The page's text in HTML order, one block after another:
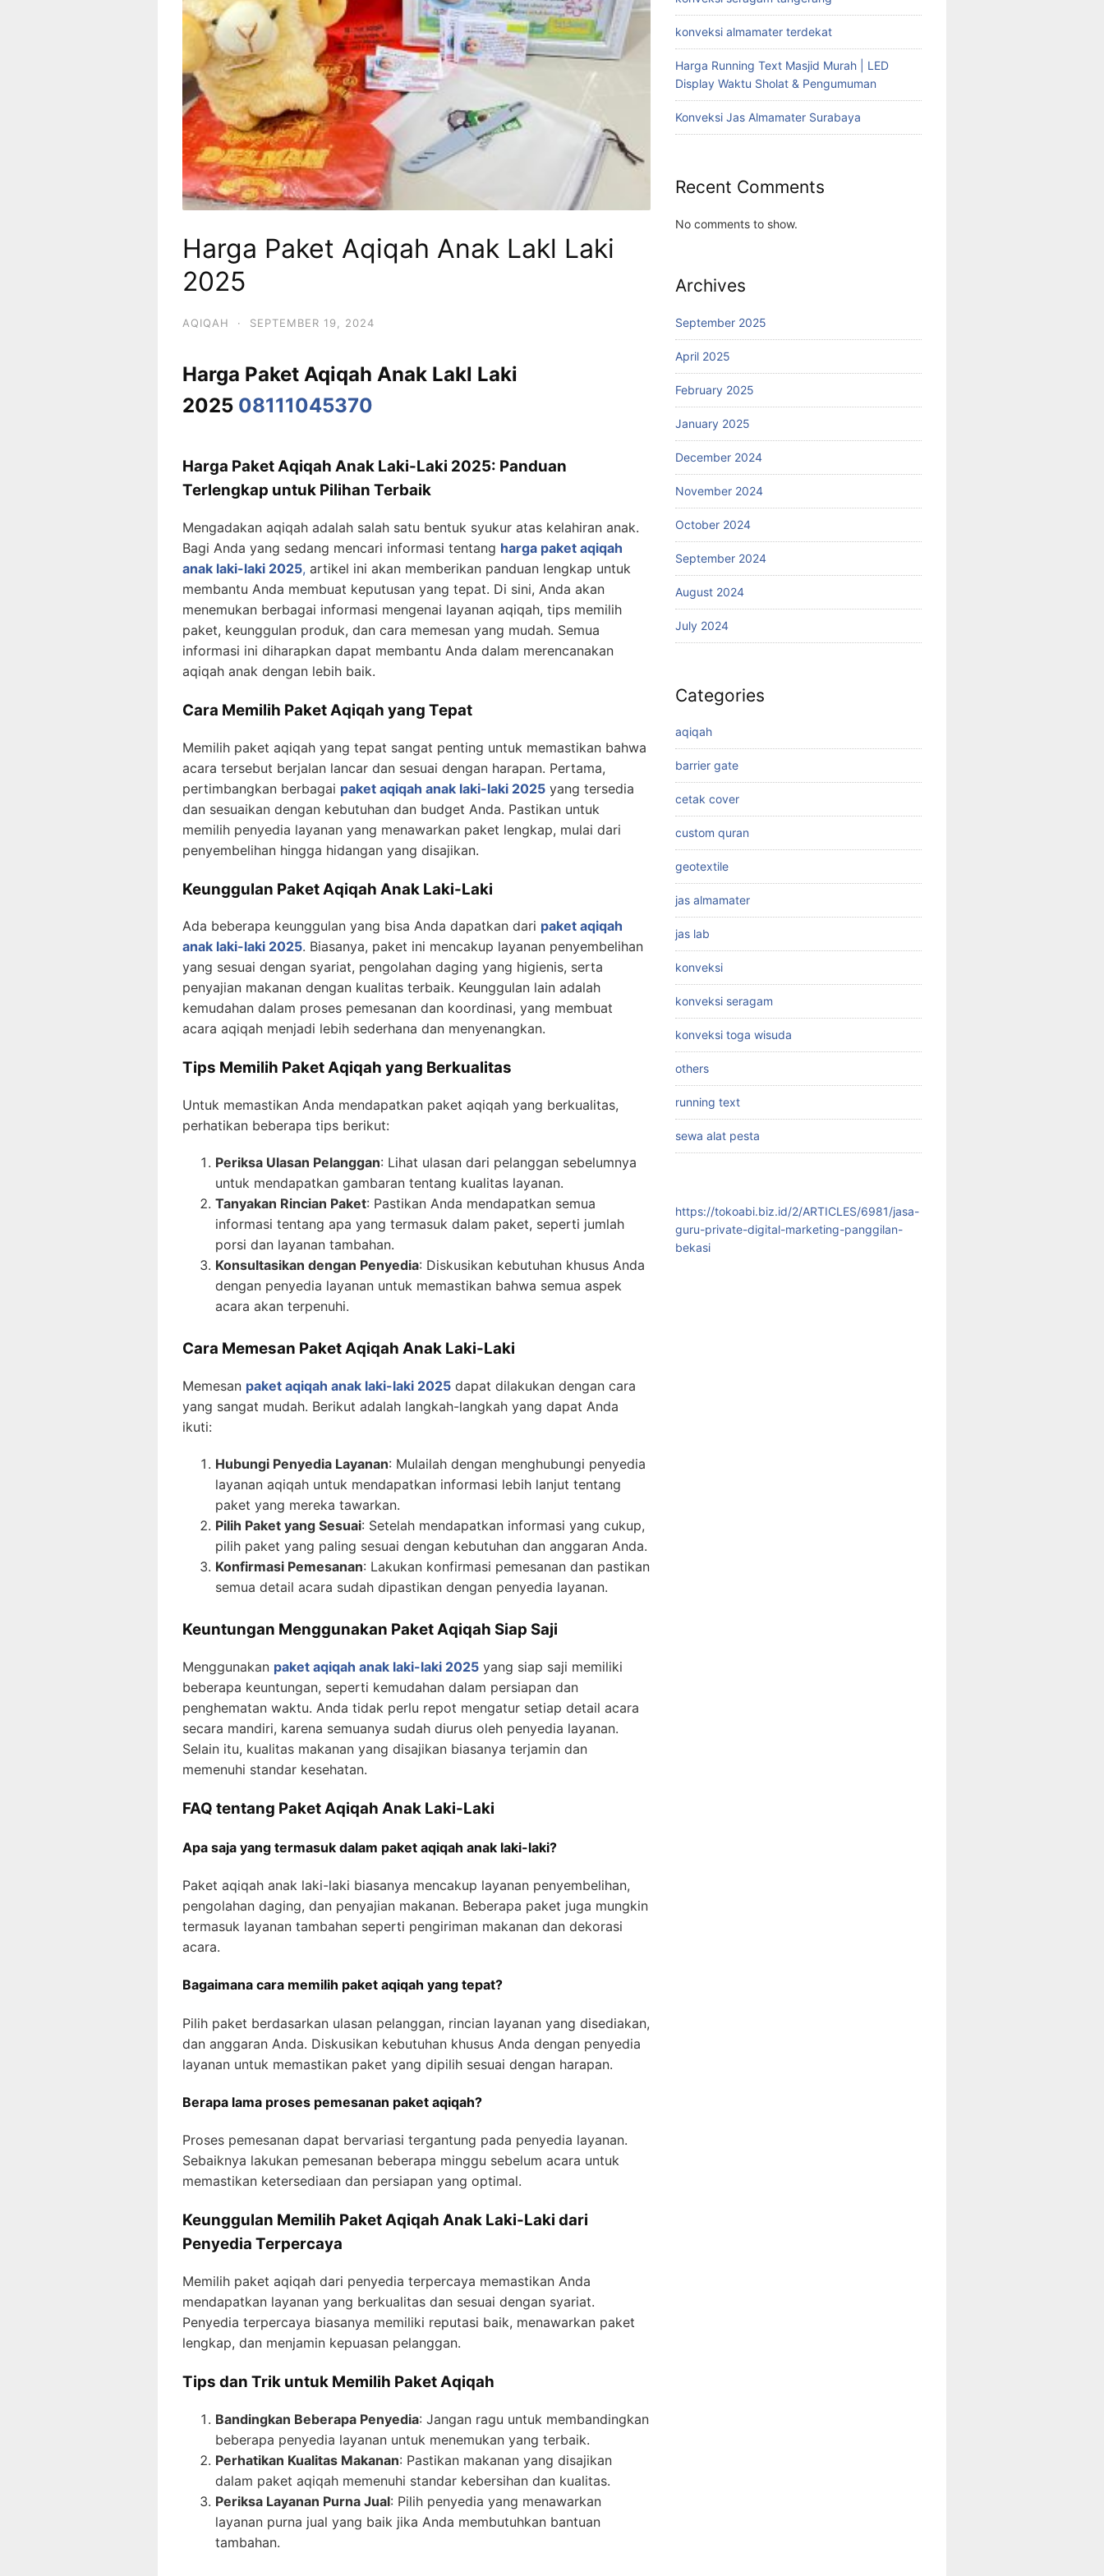
Harga Paket Aqiqah Anak Lakl Laki
2025
AQIQAH · SEPTEMBER 19, 2024
Harga Paket Aqiqah Anak Lakl Laki
2025 08111045370
Harga Paket Aqiqah Anak Laki-Laki 2025: Panduan
Terlengkap untuk Pilihan Terbaik
Mengadakan aqiqah adalah salah satu bentuk syukur atas kelahiran anak.
Bagi Anda yang sedang mencari informasi tentang harga paket aqiqah
anak laki-laki 2025, artikel ini akan memberikan panduan lengkap untuk
membantu Anda membuat keputusan yang tepat. Di sini, Anda akan
menemukan berbagai informasi mengenai layanan aqiqah, tips memilih
paket, keunggulan produk, dan cara memesan yang mudah. Semua
informasi ini diharapkan dapat membantu Anda dalam merencanakan
aqiqah anak dengan lebih baik.
Cara Memilih Paket Aqiqah yang Tepat
Memilih paket aqiqah yang tepat sangat penting untuk memastikan bahwa
acara tersebut berjalan lancar dan sesuai dengan harapan. Pertama,
pertimbangkan berbagai paket aqiqah anak laki-laki 2025 yang tersedia
dan sesuaikan dengan kebutuhan dan budget Anda. Pastikan untuk
memilih penyedia layanan yang menawarkan paket lengkap, mulai dari
penyembelihan hingga hidangan yang disajikan.
Keunggulan Paket Aqiqah Anak Laki-Laki
Ada beberapa keunggulan yang bisa Anda dapatkan dari paket aqiqah
anak laki-laki 2025. Biasanya, paket ini mencakup layanan penyembelihan
yang sesuai dengan syariat, pengolahan daging yang higienis, serta
penyajian makanan dengan kualitas terbaik. Keunggulan lain adalah
kemudahan dalam proses pemesanan dan koordinasi, yang membuat
acara aqiqah menjadi lebih sederhana dan menyenangkan.
Tips Memilih Paket Aqiqah yang Berkualitas
Untuk memastikan Anda mendapatkan paket aqiqah yang berkualitas,
perhatikan beberapa tips berikut:
Periksa Ulasan Pelanggan: Lihat ulasan dari pelanggan sebelumnya
untuk mendapatkan gambaran tentang kualitas layanan.
Tanyakan Rincian Paket: Pastikan Anda mendapatkan semua
informasi tentang apa yang termasuk dalam paket, seperti jumlah
porsi dan layanan tambahan.
Konsultasikan dengan Penyedia: Diskusikan kebutuhan khusus Anda
dengan penyedia layanan untuk memastikan bahwa semua aspek
acara akan terpenuhi.
Cara Memesan Paket Aqiqah Anak Laki-Laki
Memesan paket aqiqah anak laki-laki 2025 dapat dilakukan dengan cara
yang sangat mudah. Berikut adalah langkah-langkah yang dapat Anda
ikuti:
Hubungi Penyedia Layanan: Mulailah dengan menghubungi penyedia
layanan aqiqah untuk mendapatkan informasi lebih lanjut tentang
paket yang mereka tawarkan.
Pilih Paket yang Sesuai: Setelah mendapatkan informasi yang cukup,
pilih paket yang paling sesuai dengan kebutuhan dan anggaran Anda.
Konfirmasi Pemesanan: Lakukan konfirmasi pemesanan dan pastikan
semua detail acara sudah dipastikan dengan penyedia layanan.
Keuntungan Menggunakan Paket Aqiqah Siap Saji
Menggunakan paket aqiqah anak laki-laki 2025 yang siap saji memiliki
beberapa keuntungan, seperti kemudahan dalam persiapan dan
penghematan waktu. Anda tidak perlu repot mengatur setiap detail acara
secara mandiri, karena semuanya sudah diurus oleh penyedia layanan.
Selain itu, kualitas makanan yang disajikan biasanya terjamin dan
memenuhi standar kesehatan.
FAQ tentang Paket Aqiqah Anak Laki-Laki
Apa saja yang termasuk dalam paket aqiqah anak laki-laki?
Paket aqiqah anak laki-laki biasanya mencakup layanan penyembelihan,
pengolahan daging, dan penyajian makanan. Beberapa paket juga mungkin
termasuk layanan tambahan seperti pengiriman makanan dan dekorasi
acara.
Bagaimana cara memilih paket aqiqah yang tepat?
Pilih paket berdasarkan ulasan pelanggan, rincian layanan yang disediakan,
dan anggaran Anda. Diskusikan kebutuhan khusus Anda dengan penyedia
layanan untuk memastikan paket yang dipilih sesuai dengan harapan.
Berapa lama proses pemesanan paket aqiqah?
Proses pemesanan dapat bervariasi tergantung pada penyedia layanan.
Sebaiknya lakukan pemesanan beberapa minggu sebelum acara untuk
memastikan ketersediaan dan persiapan yang optimal.
Keunggulan Memilih Paket Aqiqah Anak Laki-Laki dari
Penyedia Terpercaya
Memilih paket aqiqah dari penyedia terpercaya memastikan Anda
mendapatkan layanan yang berkualitas dan sesuai dengan syariat.
Penyedia terpercaya biasanya memiliki reputasi baik, menawarkan paket
lengkap, dan menjamin kepuasan pelanggan.
Tips dan Trik untuk Memilih Paket Aqiqah
Bandingkan Beberapa Penyedia: Jangan ragu untuk membandingkan
beberapa penyedia layanan untuk menemukan yang terbaik.
Perhatikan Kualitas Makanan: Pastikan makanan yang disajikan
dalam paket aqiqah memenuhi standar kebersihan dan kualitas.
Periksa Layanan Purna Jual: Pilih penyedia yang menawarkan
layanan purna jual yang baik jika Anda membutuhkan bantuan
tambahan.
konveksi almamater terdekat
Harga Running Text Masjid Murah | LED
Display Waktu Sholat & Pengumuman
Konveksi Jas Almamater Surabaya
Recent Comments
No comments to show.
Archives
September 2025
April 2025
February 2025
January 2025
December 2024
November 2024
October 2024
September 2024
August 2024
July 2024
Categories
aqiqah
barrier gate
cetak cover
custom quran
geotextile
jas almamater
jas lab
konveksi
konveksi seragam
konveksi toga wisuda
others
running text
sewa alat pesta
https://tokoabi.biz.id/2/ARTICLES/6981/jasa-
guru-private-digital-marketing-panggilan-
bekasi